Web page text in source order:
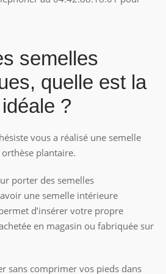
semelles
quelle est la
?
vous a réalisé une semelle
plantaire.
porter des semelles
une semelle intérieure
d’insérer votre propre
en magasin ou fabriquée sur
sans comprimer vos pieds dans